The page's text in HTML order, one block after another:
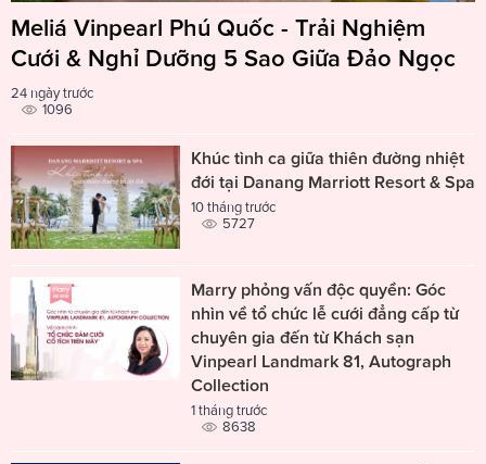
Meliá Vinpearl Phú Quốc - Trải Nghiệm
Cưới & Nghỉ Dưỡng 5 Sao Giữa Đảo Ngọc
24 ngày trước
1096
Khúc tình ca giữa thiên đường nhiệt
đới tại Danang Marriott Resort & Spa
10 tháng trước
5727
Marry phỏng vấn độc quyền: Góc
nhìn về tổ chức lễ cưới đẳng cấp từ
chuyên gia đến từ Khách sạn
Vinpearl Landmark 81, Autograph
Collection
1 tháng trước
8638